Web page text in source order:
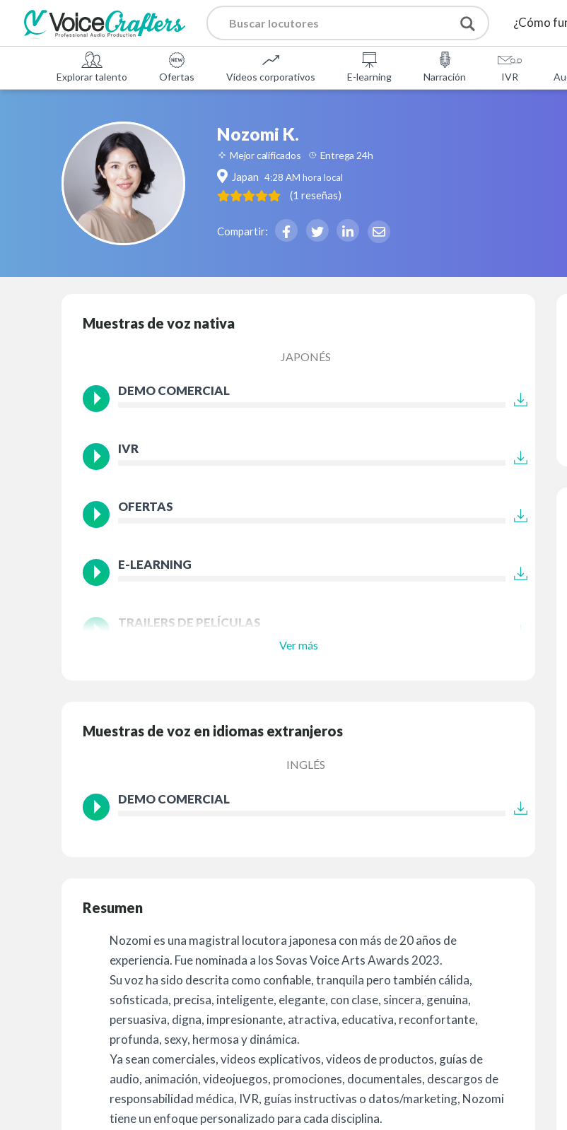
¿Cómo
Explorar talento Ofertas Vídeos corporativos E-learning Narración IVR
Nozomi K.
Mejor calificados Entrega 24h
Japan 4:28 AM hora local
(1 reseñas)
Compartir:
Muestras de voz nativa
JAPONÉS
DEMO COMERCIAL
IVR
OFERTAS
E-LEARNING
TRAILERS DE PELÍCULAS
Ver más
Muestras de voz en idiomas extranjeros
INGLÉS
DEMO COMERCIAL
Resumen
Nozomi es una magistral locutora japonesa con más de 20 años de
experiencia. Fue nominada a los Sovas Voice Arts Awards 2023.
Su voz ha sido descrita como confiable, tranquila pero también cálida,
sofisticada, precisa, inteligente, elegante, con clase, sincera, genuina,
persuasiva, digna, impresionante, atractiva, educativa, reconfortante,
profunda, sexy, hermosa y dinámica.
Ya sean comerciales, videos explicativos, videos de productos, guías de
audio, animación, videojuegos, promociones, documentales, descargos de
responsabilidad médica, IVR, guías instructivas o datos/marketing, Nozomi
tiene un enfoque personalizado para cada disciplina.